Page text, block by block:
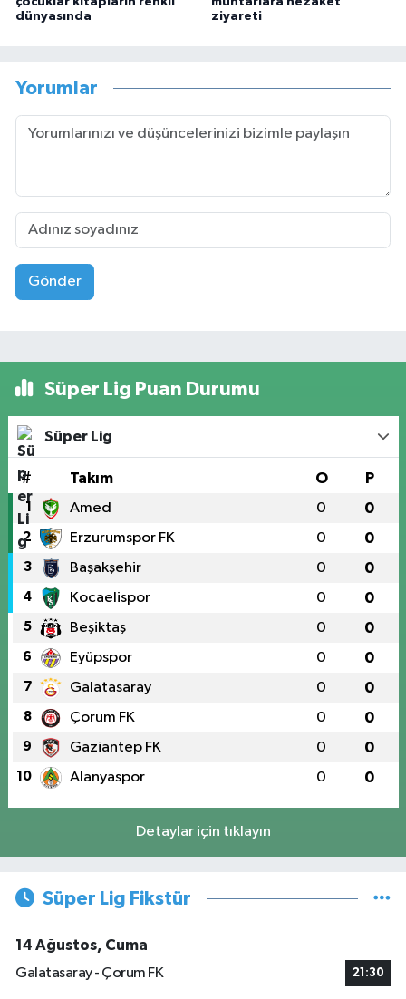
dünyasında
ziyareti
Yorumlar
Gönder
Süper Lig Puan Durumu
Süper Lig
# Takım O P
1 Amed 0 0
2 Erzurumspor FK 0 0
3 Başakşehir 0 0
4 Kocaelispor 0 0
5 Beşiktaş 0 0
6 Eyüpspor 0 0
7 Galatasaray 0 0
8 Çorum FK 0 0
9 Gaziantep FK 0 0
10 Alanyaspor 0 0
Detaylar için tıklayın
Süper Lig Fikstür
14 Ağustos, Cuma
Galatasaray - Çorum FK
21:30